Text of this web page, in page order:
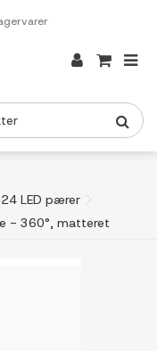
LED pærer
- 360°, matteret